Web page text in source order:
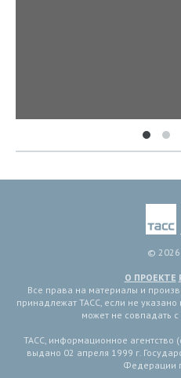
© 2026
О ПРОЕКТЕ
Все права на материалы и
принадлежат ТАСС, если не
может не совпадать
ТАСС, информационное агентство
выдано 02 апреля 1999 г.
Федерации